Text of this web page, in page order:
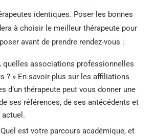
identiques. Poser les bonnes
à choisir le meilleur thérapeute pour
avant de prendre rendez-vous :
quelles associations professionnelles
? » En savoir plus sur les affiliations
d’un thérapeute peut vous donner une
ses références, de ses antécédents et
Quel est votre parcours académique, et